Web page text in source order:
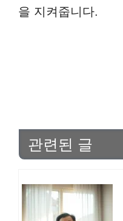
을 지켜줍니다.
관련된 글